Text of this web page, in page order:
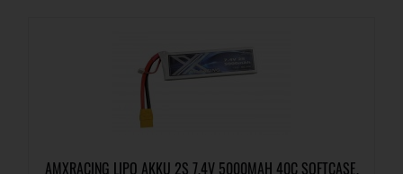
AMXRACING LIPO AKKU 2S 7,4V 5000MAH 40C SOFTCASE,